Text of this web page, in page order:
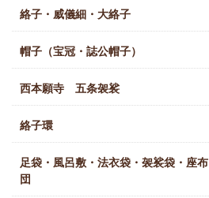
絡子・威儀細・大絡子
帽子（宝冠・誌公帽子）
西本願寺 五条袈裟
絡子環
足袋・風呂敷・法衣袋・袈裟袋・座布
団